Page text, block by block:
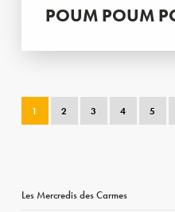
POUM POUM
1 2 3 4 5
Les Mercredis des Carmes